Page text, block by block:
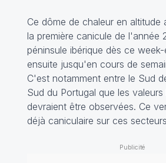
Ce dôme de chaleur en altitude
la première canicule de l'année
péninsule ibérique dès ce
ensuite jusqu'en cours de
C'est notamment entre le Sud
Sud du Portugal que les
devraient être observées. Ce
déjà caniculaire sur ces